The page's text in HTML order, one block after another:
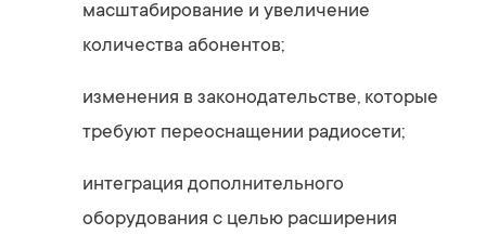
масштабирование и увеличение
количества абонентов;
изменения в законодательстве, которые
требуют переоснащении радиосети;
интеграция дополнительного
оборудования с целью расширения